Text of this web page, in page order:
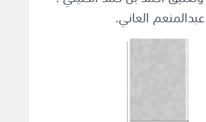
العاني.